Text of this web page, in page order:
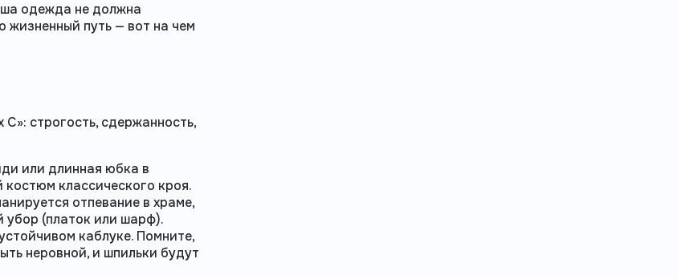
одежда не должна
жизненный путь — вот на чем
строгость, сдержанность,
или длинная юбка в
классического кроя.
отпевание в храме,
убор (платок или шарф).
каблуке. Помните,
неровной, и шпильки будут